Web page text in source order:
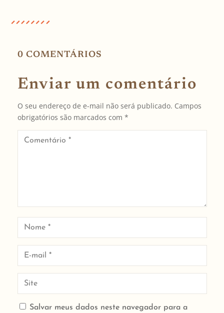
0 COMENTÁRIOS
Enviar um comentário
O seu endereço de e-mail não será publicado. Campos
obrigatórios são marcados com *
Salvar meus dados neste navegador para a